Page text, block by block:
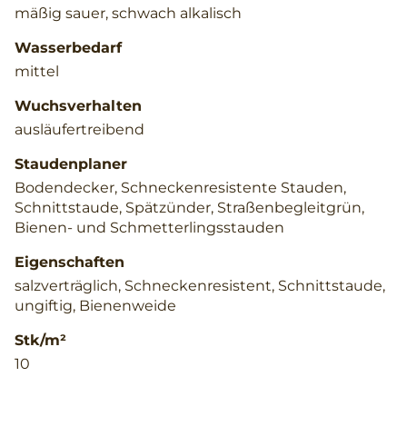
mäßig sauer, schwach alkalisch
Wasserbedarf
mittel
Wuchsverhalten
ausläufertreibend
Staudenplaner
Bodendecker, Schneckenresistente Stauden,
Schnittstaude, Spätzünder, Straßenbegleitgrün,
Bienen- und Schmetterlingsstauden
Eigenschaften
salzverträglich, Schneckenresistent, Schnittstaude,
ungiftig, Bienenweide
Stk/m²
10